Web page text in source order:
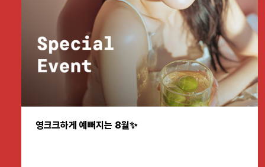
신논현점
영크크하게 예뻐지는 8월✨